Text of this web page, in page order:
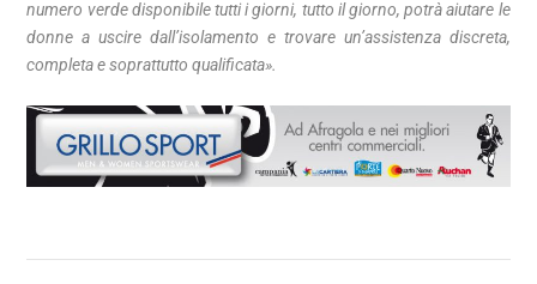
numero verde disponibile tutti i giorni, tutto il giorno, potrà aiutare le
donne a uscire dall’isolamento e trovare un’assistenza discreta,
completa e soprattutto qualificata».